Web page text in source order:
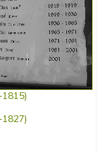
DE CHICHÉ
DE RETRAITE)